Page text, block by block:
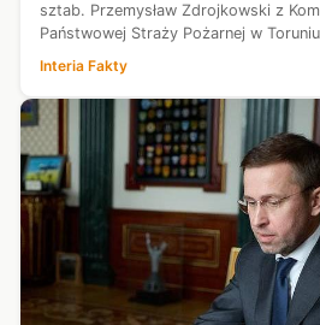
sztab. Przemysław Zdrojkowski z
Państwowej Straży Pożarnej w
wysokości 200 metrów z
Jego pamięci" - napisano na str...
Interia Fakty